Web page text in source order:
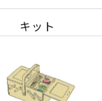
キット